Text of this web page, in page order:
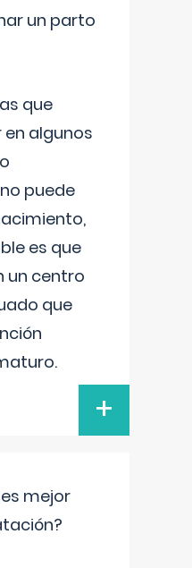
un parto
que
algunos
puede
es que
un centro
que
+
mejor